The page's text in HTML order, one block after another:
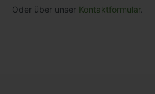
Oder über unser Kontaktformular.